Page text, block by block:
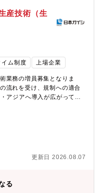
産技術（生
イム制度 上場企業
業務の増員募集となりま
流れを受け、規制への適合
アジアへ導入が広がってい
NOxセンサ市場において世
が強化されていく中で新た
ています。センサの心臓部
、主力工場である石川工場
技術を駆使して生産職務の
力で勝負できる環境であ
です。事業の継続的な発展
更新日 2026.08.07
る